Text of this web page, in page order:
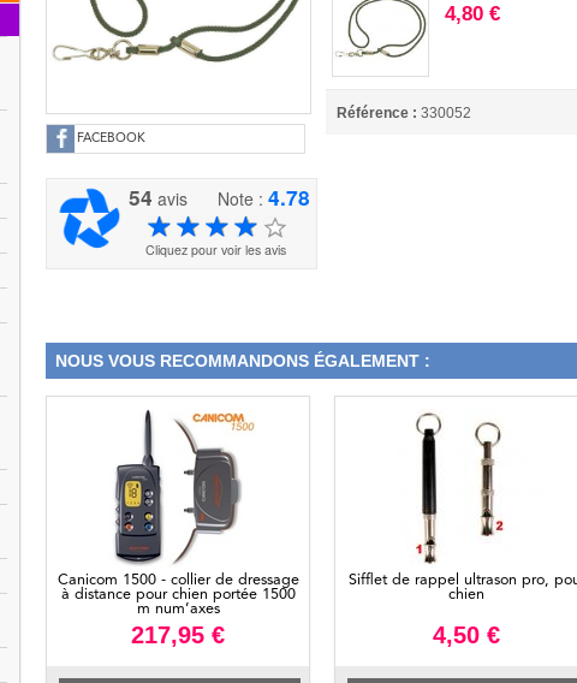
FACEBOOK
54 avis Note :4.78
Cliquez pour voir les avis
4,80 €
Référence : 330052
NOUS VOUS RECOMMANDONS ÉGALEMENT :
Canicom 1500 - collier de dressage
à distance pour chien portée 1500
m num’axes
217,95 €
Sifflet de rappel ultrason pro,
chien
4,50 €